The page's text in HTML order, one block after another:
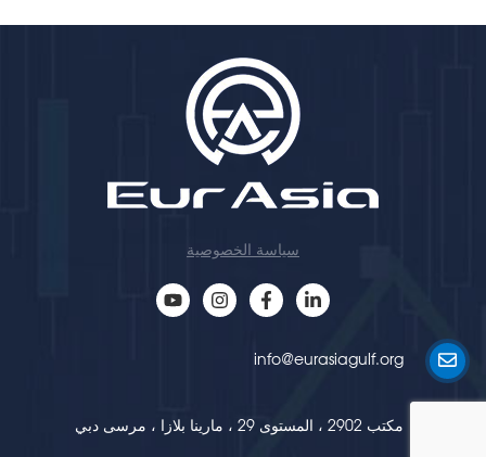
سياسة الخصوصية
info@eurasiagulf.org
مكتب 2902 ، المستوى 29 ، مارينا بلازا ، مرسى دبي